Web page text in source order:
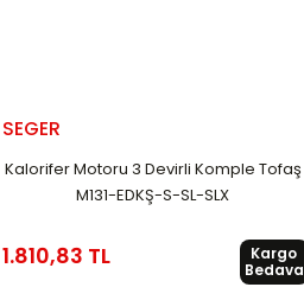
SEGER
Kalorifer Motoru 3 Devirli Komple Tofaş
M131-EDKŞ-S-SL-SLX
1.810,83 TL
Kargo
Bedava